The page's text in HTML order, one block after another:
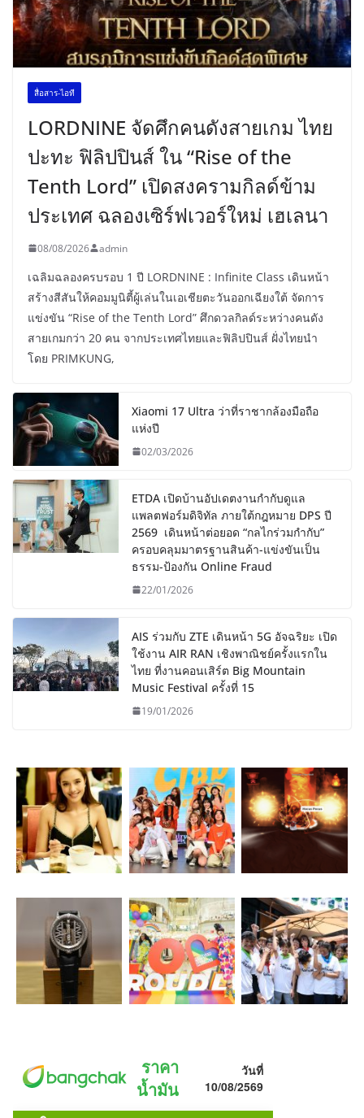
สื่อสาร-ไอที
LORDNINE จัดศึกคนดังสายเกม ไทย
ปะทะ ฟิลิปปินส์ ใน “Rise of the
Tenth Lord” เปิดสงครามกิลด์ข้าม
ประเทศ ฉลองเซิร์ฟเวอร์ใหม่ เฮเลนา
08/08/2026 admin
เฉลิมฉลองครบรอบ 1 ปี LORDNINE : Infinite Class เดินหน้า
สร้างสีสันให้คอมมูนิตี้ผู้เล่นในเอเชียตะวันออกเฉียงใต้ จัดการ
แข่งขัน “Rise of the Tenth Lord” ศึกดวลกิลด์ระหว่างคนดัง
สายเกมกว่า 20 คน จากประเทศไทยและฟิลิปปินส์ ฝั่งไทยนำ
โดย PRIMKUNG,
Xiaomi 17 Ultra ว่าที่ราชากล้องมือถือ
แห่งปี
02/03/2026
ETDA เปิดบ้านอัปเดตงานกำกับดูแล
แพลตฟอร์มดิจิทัล ภายใต้กฎหมาย DPS ปี
2569 เดินหน้าต่อยอด “กลไกร่วมกำกับ”
ครอบคลุมมาตรฐานสินค้า-แข่งขันเป็น
ธรรม-ป้องกัน Online Fraud
22/01/2026
AIS ร่วมกับ ZTE เดินหน้า 5G อัจฉริยะ เปิด
ใช้งาน AIR RAN เชิงพาณิชย์ครั้งแรกใน
ไทย ที่งานคอนเสิร์ต Big Mountain
Music Festival ครั้งที่ 15
19/01/2026